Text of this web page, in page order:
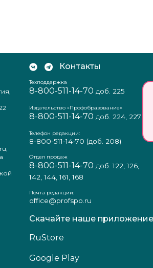
Контакты
Техподдержка
8-800-511-14-70 доб. 225
Издательство «Профобразование»
8-800-511-14-70 доб. 224, 227
Телефон редакции:
8-800-511-14-70 (доб. 208)
Отдел продаж
8-800-511-14-70 доб. 122, 126,
142, 144, 161, 168
Почта редакции:
office@profspo.ru
Скачайте наше
RuStore
Google Play